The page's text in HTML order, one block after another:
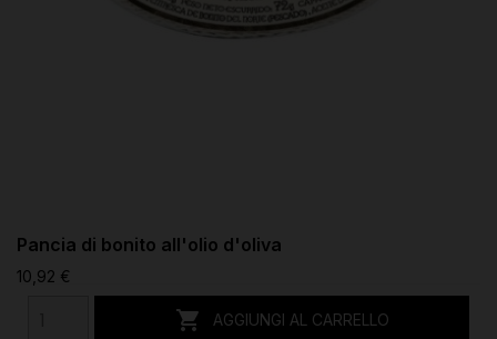
Pancia di bonito all'olio d'oliva
10,92 €
 AGGIUNGI AL CARRELLO